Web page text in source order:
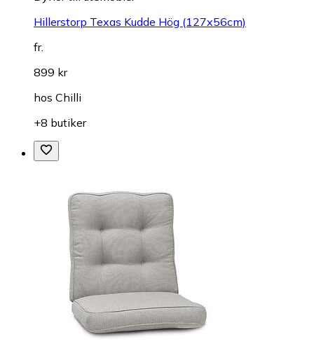
Hillerstorp Texas Kudde Hög (127x56cm)
fr.
899 kr
hos Chilli
+8 butiker